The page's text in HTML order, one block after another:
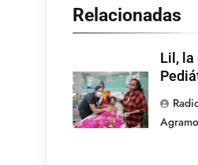
Relacionadas
Lil, la